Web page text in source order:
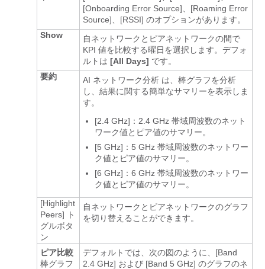
[Onboarding Error Source] 、[Roaming Error
Source] 、[RSSI] のオプションがあります。
Show
自ネットワークとピアネットワークの間で
KPI 値を比較する曜日を選択します。デフォ
ルトは [All Days] です。
要約
AI ネットワーク分析 は、棒グラフを分析
し、結果に関する簡単なサマリーを表示しま
す。
[2.4 GHz]：2.4 GHz 帯域周波数のネット
ワーク値とピア値のサマリー。
[5 GHz]：5 GHz 帯域周波数のネットワー
ク値とピア値のサマリー。
[6 GHz] ：6 GHz 帯域周波数のネットワー
ク値とピア値のサマリー。
[Highlight
Peers]
ト
グルボタ
ン
自ネットワークとピアネットワークのグラフ
を切り替えることができます。
ピア比較
棒グラフ
デフォルトでは、次の図のように、[Band
2.4 GHz] および [Band 5 GHz] のグラフのネ